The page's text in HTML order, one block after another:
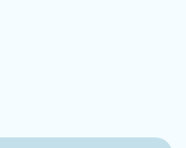
давление